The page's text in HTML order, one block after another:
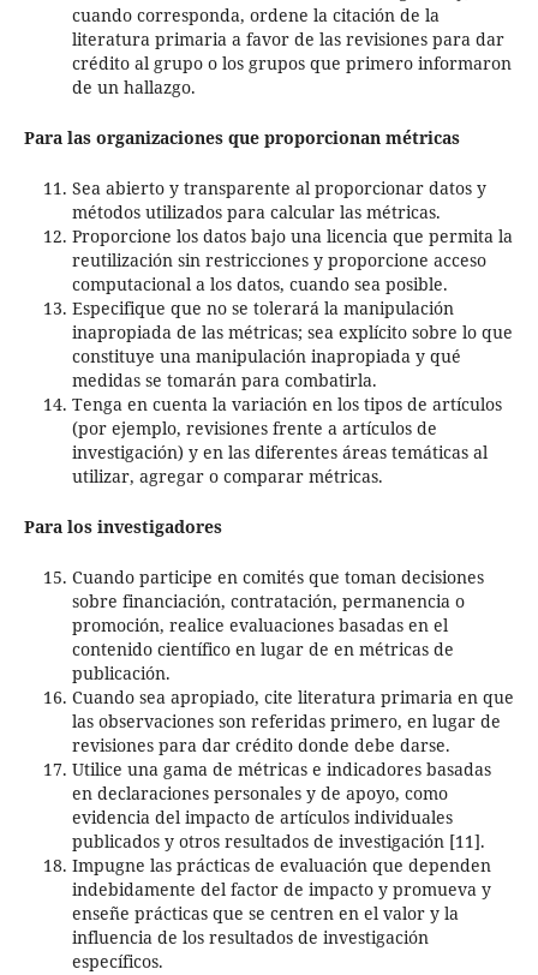
cuando corresponda, ordene la citación de la
literatura primaria a favor de las revisiones para dar
crédito al grupo o los grupos que primero informaron
de un hallazgo.
Para las organizaciones que proporcionan métricas
Sea abierto y transparente al proporcionar datos y
métodos utilizados para calcular las métricas.
Proporcione los datos bajo una licencia que permita la
reutilización sin restricciones y proporcione acceso
computacional a los datos, cuando sea posible.
Especifique que no se tolerará la manipulación
inapropiada de las métricas; sea explícito sobre lo que
constituye una manipulación inapropiada y qué
medidas se tomarán para combatirla.
Tenga en cuenta la variación en los tipos de artículos
(por ejemplo, revisiones frente a artículos de
investigación) y en las diferentes áreas temáticas al
utilizar, agregar o comparar métricas.
Para los investigadores
Cuando participe en comités que toman decisiones
sobre financiación, contratación, permanencia o
promoción, realice evaluaciones basadas en el
contenido científico en lugar de en métricas de
publicación.
Cuando sea apropiado, cite literatura primaria en que
las observaciones son referidas primero, en lugar de
revisiones para dar crédito donde debe darse.
Utilice una gama de métricas e indicadores basadas
en declaraciones personales y de apoyo, como
evidencia del impacto de artículos individuales
publicados y otros resultados de investigación [11].
Impugne las prácticas de evaluación que dependen
indebidamente del factor de impacto y promueva y
enseñe prácticas que se centren en el valor y la
influencia de los resultados de investigación
específicos.